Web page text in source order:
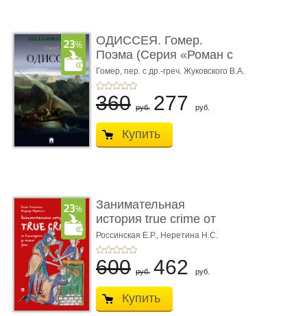
ОДИССЕЯ. Гомер.
Поэма (Серия «Роман с
книгой»)
Гомер, пер. с др.-греч. Жуковского В.А.
360 руб. 277 руб.
Купить
Занимательная
история true crime от
Гиппократа до � ...
Россинская Е.Р., Неретина Н.С.
600 руб. 462 руб.
Купить